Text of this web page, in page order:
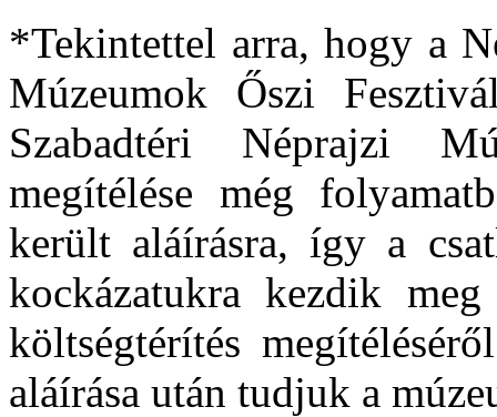
*Tekintettel arra, hogy a
Múzeumok Őszi
Szabadtéri Néprajzi
megítélése még
került aláírásra, így a
kockázatukra kezdik
költségtérítés
aláírása után tudjuk a